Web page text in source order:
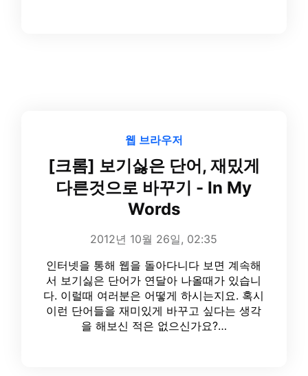
웹 브라우저
[크롬] 보기싫은 단어, 재밌게
다른것으로 바꾸기 - In My
Words
2012년 10월 26일, 02:35
인터넷을 통해 웹을 돌아다니다 보면 계속해
서 보기싫은 단어가 연달아 나올때가 있습니
다. 이럴때 여러분은 어떻게 하시는지요. 혹시
이런 단어들을 재미있게 바꾸고 싶다는 생각
을 해보신 적은 없으신가요?…